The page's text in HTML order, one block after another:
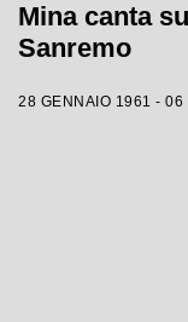
Mina canta
Sanremo
28 GENNAIO 1961 - 06